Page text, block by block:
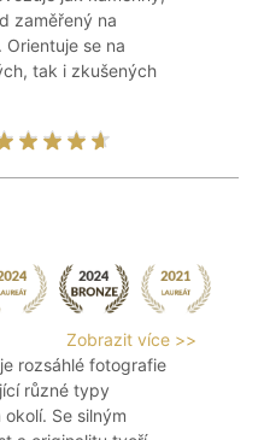
zaměřený na
se na
tak i zkušených
Zobrazit více >>
rozsáhlé fotografie
různé typy
Se silným